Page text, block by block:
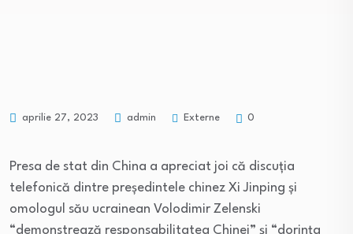
aprilie 27, 2023 admin Externe 0
Presa de stat din China a apreciat joi că discuţia
telefonică dintre preşedintele chinez Xi Jinping şi
omologul său ucrainean Volodimir Zelenski
“demonstrează responsabilitatea Chinei” şi “dorinţa